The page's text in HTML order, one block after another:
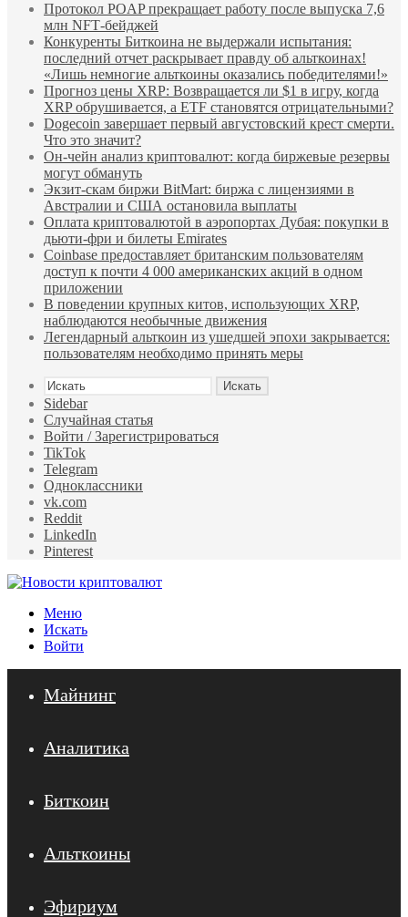
Протокол POAP прекращает работу после выпуска 7,6
млн NFT‑бейджей
Конкуренты Биткоина не выдержали испытания:
последний отчет раскрывает правду об альткоинах!
«Лишь немногие альткоины оказались победителями!»
Прогноз цены XRP: Возвращается ли $1 в игру, когда
XRP обрушивается, а ETF становятся отрицательными?
Dogecoin завершает первый августовский крест смерти.
Что это значит?
Он-чейн анализ криптовалют: когда биржевые резервы
могут обмануть
Экзит-скам биржи BitMart: биржа с лицензиями в
Австралии и США остановила выплаты
Оплата криптовалютой в аэропортах Дубая: покупки в
дьюти-фри и билеты Emirates
Coinbase предоставляет британским пользователям
доступ к почти 4 000 американских акций в одном
приложении
В поведении крупных китов, использующих XRP,
наблюдаются необычные движения
Легендарный альткоин из ушедшей эпохи закрывается:
пользователям необходимо принять меры
Искать
Sidebar
Случайная статья
Войти / Зарегистрироваться
TikTok
Telegram
Одноклассники
vk.com
Reddit
LinkedIn
Pinterest
Меню
Искать
Войти
Майнинг
Аналитика
Биткоин
Альткоины
Эфириум